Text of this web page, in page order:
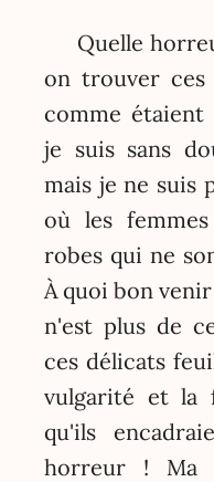
Quelle
on trouver ces
comme étaient
je suis sans
mais je ne suis
où les
robes qui ne
À quoi bon
n'est plus de
ces délicats
vulgarité et la
qu'ils
horreur ! Ma